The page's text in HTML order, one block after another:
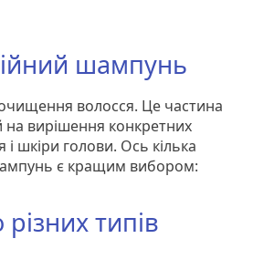
шампунь
волосся. Це частина
вирішення конкретних
шкіри голови. Ось кілька
є кращим вибором:
типів